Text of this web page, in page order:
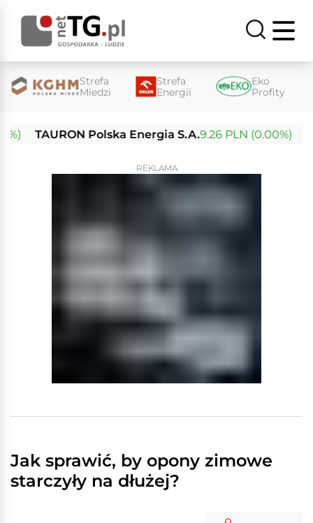
Strefa
Miedzi
Strefa
Energii
Eko
Profity
TAURON Polska Energia S.A. 9.26 PLN (0.00%) Enea
REKLAMA
Jak sprawić, by opony zimowe
starczyły na dłużej?